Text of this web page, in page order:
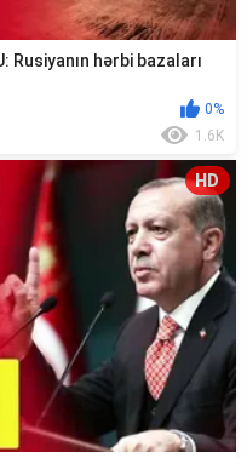
Rusiyanın hərbi bazaları
0%
1.6K
HD